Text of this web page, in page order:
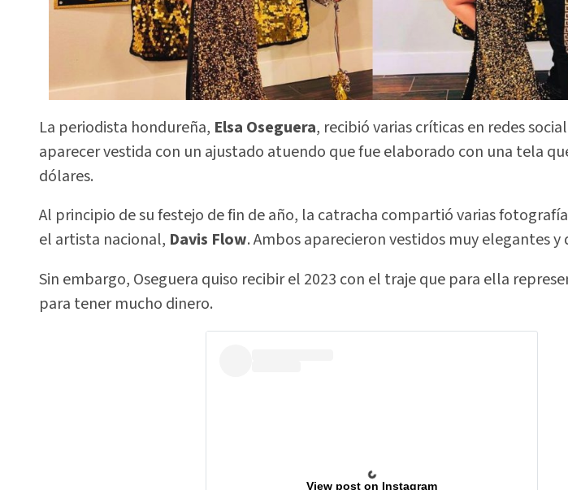
La periodista hondureña, Elsa Oseguera, recibió varias críticas en redes
aparecer vestida con un ajustado atuendo que fue elaborado con una tela
dólares.
Al principio de su festejo de fin de año, la catracha compartió varias
el artista nacional, Davis Flow. Ambos aparecieron vestidos muy elegantes y
Sin embargo, Oseguera quiso recibir el 2023 con el traje que para ella
para tener mucho dinero.
View post on Instagram